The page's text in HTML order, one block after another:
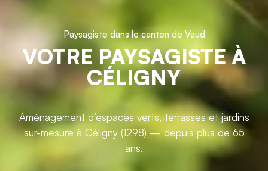
Paysagiste dans le canton de Vaud
VOTRE PAYSAGISTE À
CÉLIGNY
Aménagement d’espaces verts, terrasses et jardins
sur-mesure à Céligny (1298) — depuis plus de 65
ans.